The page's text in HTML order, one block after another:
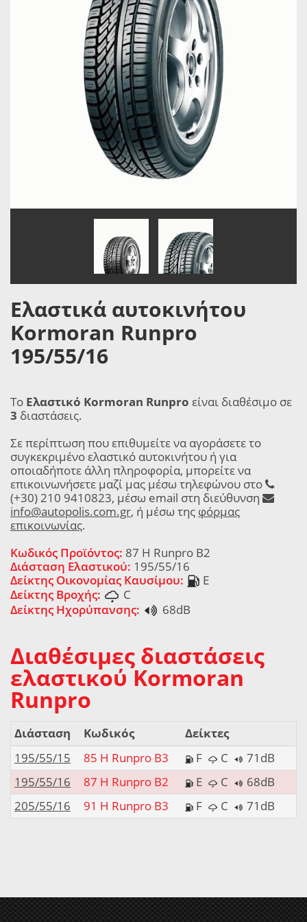
Ελαστικά αυτοκινήτου
Kormoran Runpro
195/55/16
Το Ελαστικό Kormoran Runpro είναι διαθέσιμο σε
3 διαστάσεις.
Σε περίπτωση που επιθυμείτε να αγοράσετε το
συγκεκριμένο ελαστικό αυτοκινήτου ή για
οποιαδήποτε άλλη πληροφορία, μπορείτε να
επικοινωνήσετε μαζί μας μέσω τηλεφώνου στο
(+30) 210 9410823, μέσω email στη διεύθυνση
info@autopolis.com.gr, ή μέσω της φόρμας
επικοινωνίας.
Κωδικός Προϊόντος: 87 H Runpro B2
Διάσταση Ελαστικού: 195/55/16
Δείκτης Οικονομίας Καυσίμου:
E
Δείκτης Βροχής:
C
Δείκτης Ηχορύπανσης:
68dB
Διαθέσιμες διαστάσεις
ελαστικού Kormoran
Runpro
Διάσταση Κωδικός
Δείκτες
195/55/15
85 H Runpro B3 F C
71dB
195/55/16
87 H Runpro B2 E C
68dB
205/55/16
91 H Runpro B3 F C 71dB